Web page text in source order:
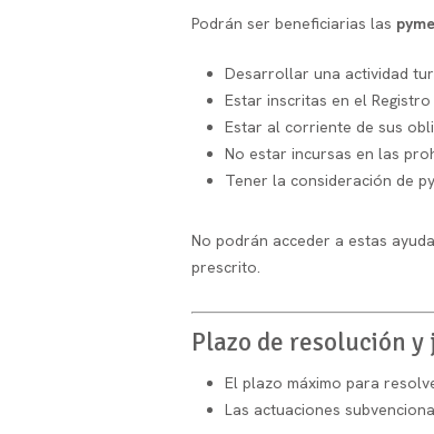
Podrán ser beneficiarias las
Desarrollar una actividad
Estar inscritas en el
Estar al corriente de sus
No estar incursas en las
Tener la consideración de
No podrán acceder a estas
prescrito.
Plazo de resolución
El plazo máximo para
Las actuaciones